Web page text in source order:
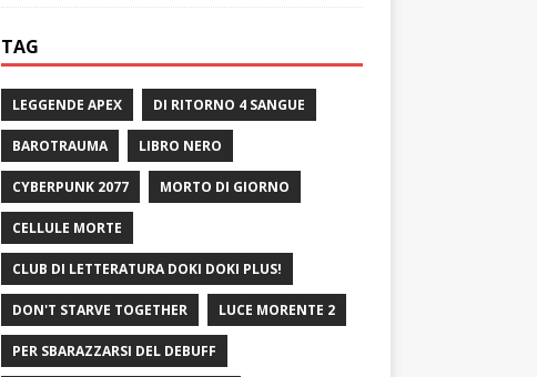
TAG
LEGGENDE APEX DI RITORNO 4 SANGUE
BAROTRAUMA LIBRO NERO
CYBERPUNK 2077 MORTO DI GIORNO
CELLULE MORTE
CLUB DI LETTERATURA DOKI DOKI PLUS!
DON'T STARVE TOGETHER LUCE MORENTE 2
PER SBARAZZARSI DEL DEBUFF